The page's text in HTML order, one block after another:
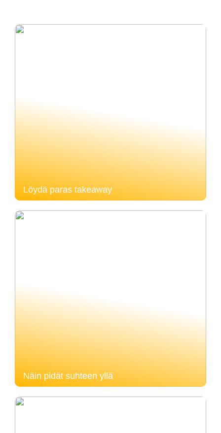
Löydä paras takeaway
Näin pidät suhteen yllä